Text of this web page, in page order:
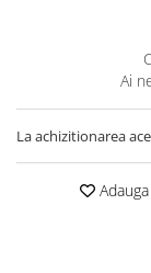
Ai
La achizitionarea
Adauga